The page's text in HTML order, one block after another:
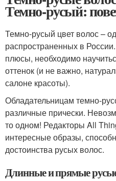
Темно-русый:
Темно-русый цвет волос –
распространенных в
плюсы, необходимо
оттенок (и не важно,
салоне красоты).
Обладательницам темно-
различные прически.
то одном! Редакторы All
интересные образы,
достоинства русых волос.
Длинные и прямые